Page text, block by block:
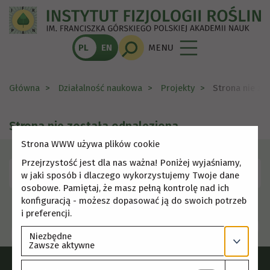
PL EN MENU
Główna Działalność naukowa Projekty Strona nie
Strona nie została odnaleziona
Skorzystaj z menu, aby wybrać inną stronę.
Strona WWW używa plików cookie
Przejrzystość jest dla nas ważna! Poniżej wyjaśniamy,
w jaki sposób i dlaczego wykorzystujemy Twoje dane
osobowe. Pamiętaj, że masz pełną kontrolę nad ich
konfiguracją - możesz dopasować ją do swoich potrzeb
i preferencji.
Niezbędne
Zawsze aktywne